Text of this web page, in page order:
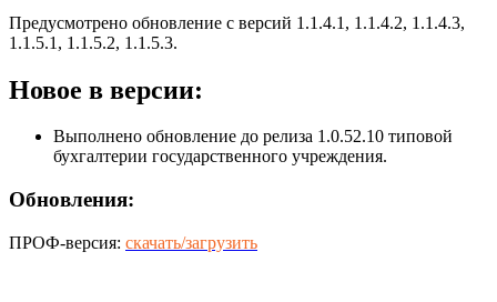
Предусмотрено обновление с версий 1.1.4.1, 1.1.4.2, 1.1.4.3,
1.1.5.1, 1.1.5.2, 1.1.5.3.
Новое в версии:
Выполнено обновление до релиза 1.0.52.10 типовой
бухгалтерии государственного учреждения.
Обновления:
ПРОФ-версия: скачать/загрузить